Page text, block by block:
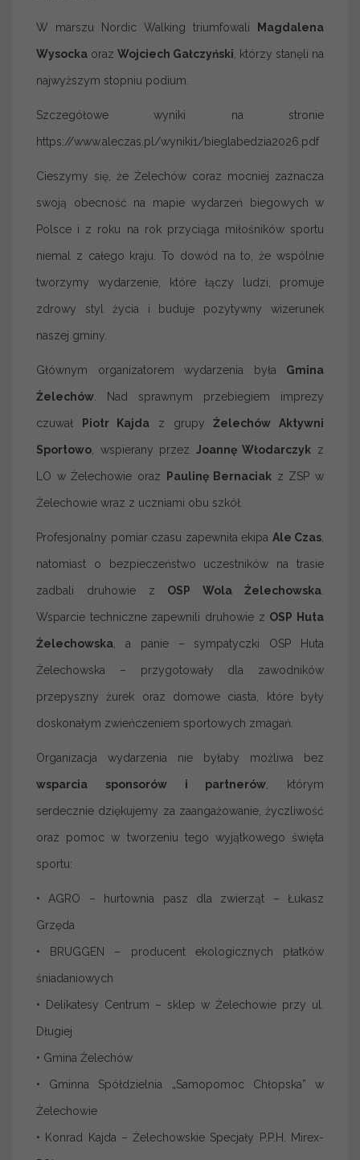
W marszu Nordic Walking triumfowali Magdalena
Wysocka oraz Wojciech Gałczyński , którzy stanęli na
najwyższym stopniu podium.
Szczegółowe wyniki na stronie
https://www.aleczas.pl/wyniki1/bieglabedzia2026.pdf
Cieszymy się, że Żelechów coraz mocniej zaznacza
swoją obecność na mapie wydarzeń biegowych w
Polsce i z roku na rok przyciąga miłośników sportu
niemal z całego kraju. To dowód na to, że wspólnie
tworzymy wydarzenie, które łączy ludzi, promuje
zdrowy styl życia i buduje pozytywny wizerunek
naszej gminy.
Głównym organizatorem wydarzenia była Gmina
Żelechów . Nad sprawnym przebiegiem imprezy
czuwał Piotr Kajda z grupyŻelechów Aktywni
Sportowo , wspierany przez Joannę Włodarczyk z
LO w Żelechowie oraz Paulinę Bernaciak z ZSP w
Żelechowie wraz z uczniami obu szkół.
Profesjonalny pomiar czasu zapewniła ekipa Ale Czas
natomiast o bezpieczeństwo uczestników na trasie
zadbali druhowie z OSP Wola Żelechowska
Wsparcie techniczne zapewnili druhowie z OSP Huta
Żelechowska , a panie – sympatyczki OSP Huta
Żelechowska – przygotowały dla zawodników
przepyszny żurek oraz domowe ciasta, które były
doskonałym zwieńczeniem sportowych zmagań.
Organizacja wydarzenia nie byłaby możliwa bez
wsparcia sponsorów i partnerów , którym
serdecznie dziękujemy za zaangażowanie, życzliwość
oraz pomoc w tworzeniu tego wyjątkowego święta
sportu:
• AGRO – hurtownia pasz dla zwierząt – Łukasz
Grzęda
• BRUGGEN – producent ekologicznych płatków
śniadaniowych
• Delikatesy Centrum – sklep w Żelechowie przy ul.
Długiej
• Gmina Żelechów
• Gminna Spółdzielnia „Samopomoc Chłopska” w
Żelechowie
• Konrad Kajda – Żelechowskie Specjały P.P.H. Mirex-